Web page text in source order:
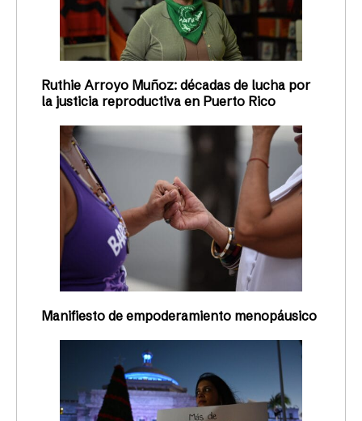
Ruthie Arroyo Muñoz: décadas de lucha por
la justicia reproductiva en Puerto Rico
Manifiesto de empoderamiento menopáusico